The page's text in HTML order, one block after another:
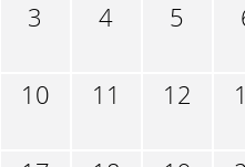
3 4 5
10 11 12